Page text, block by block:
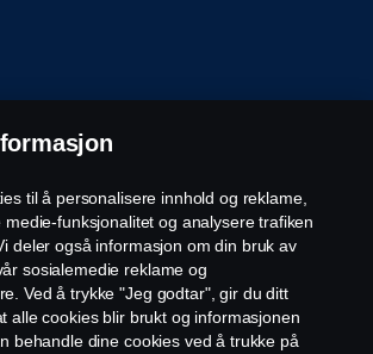
for leverandører
til å personalisere innhold og reklame,
medie-funksjonalitet og analysere trafiken
deler også informasjon om din bruk av
sosialemedie reklame og
Ved å trykke "Jeg godtar", gir du ditt
alle cookies blir brukt og informasjonen
behandle dine cookies ved å trukke på